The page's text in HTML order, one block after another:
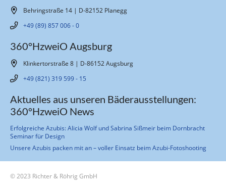
Behringstraße 14 | D-82152 Planegg
+49 (89) 857 006 - 0
360°HzweiO Augsburg
Klinkertorstraße 8 | D-86152 Augsburg
+49 (821) 319 599 - 15
Aktuelles aus unseren Bäderausstellungen:
360°HzweiO News
Erfolgreiche Azubis: Alicia Wolf und Sabrina Sißmeir beim Dornbracht
Seminar für Design
Unsere Azubis packen mit an – voller Einsatz beim Azubi-Fotoshooting
© 2023 Richter & Röhrig GmbH